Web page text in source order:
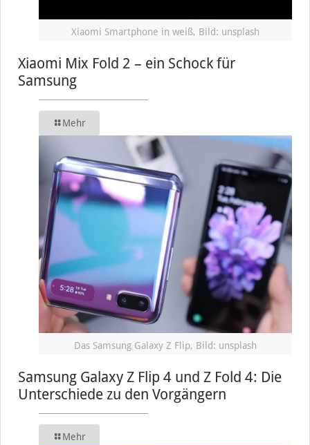
Xiaomi Smartphone in weiß, Bild: unsplash
Xiaomi Mix Fold 2 – ein Schock für
Samsung
Mehr
Das Samsung Galaxy Z Flip, Bild: unsplash
Samsung Galaxy Z Flip 4 und Z Fold 4: Die
Unterschiede zu den Vorgängern
Mehr